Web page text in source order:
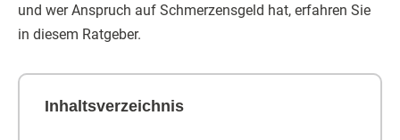
und wer Anspruch auf Schmerzensgeld hat, erfahren Sie
in diesem Ratgeber.
Inhaltsverzeichnis